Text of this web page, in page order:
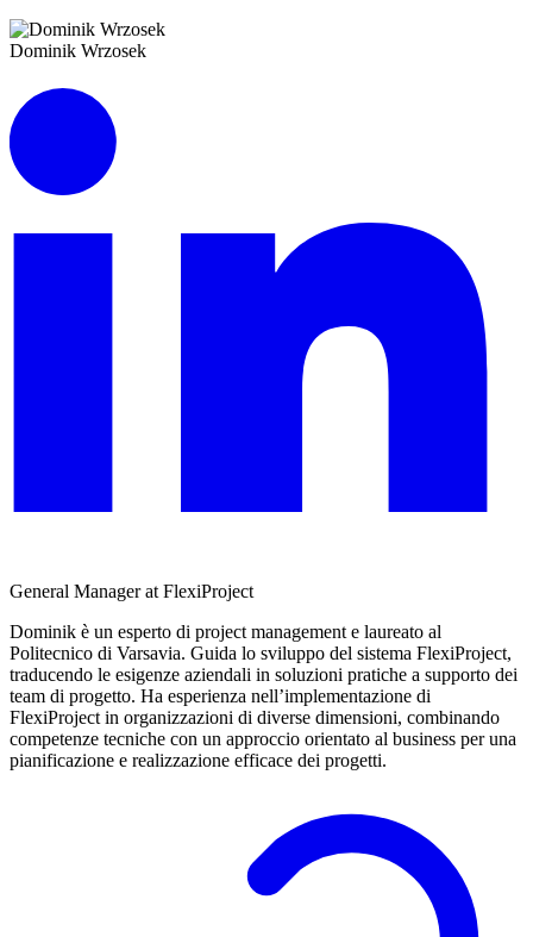
Dominik Wrzosek
General Manager at FlexiProject
Dominik è un esperto di project management e laureato al
Politecnico di Varsavia. Guida lo sviluppo del sistema FlexiProject,
traducendo le esigenze aziendali in soluzioni pratiche a supporto dei
team di progetto. Ha esperienza nell’implementazione di
FlexiProject in organizzazioni di diverse dimensioni, combinando
competenze tecniche con un approccio orientato al business per una
pianificazione e realizzazione efficace dei progetti.